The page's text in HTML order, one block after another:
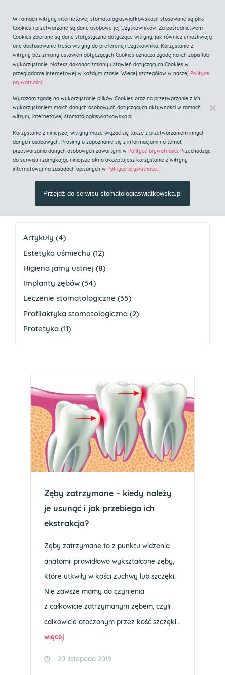
Zadzwoń
Implanty Kraków
Strona główna»Blog
Blog
Artykuły (4)
Estetyka uśmiechu (12)
Higiena jamy ustnej (8)
Implanty zębów (34)
Leczenie stomatologiczne (35)
Profilaktyka stomatologiczna (2)
Protetyka (11)
Zęby zatrzymane – kiedy należy
je usunąć i jak przebiega ich
ekstrakcja?
Zęby zatrzymane to z punktu widzenia
anatomii prawidłowo wykształcone zęby,
które utkwiły w kości żuchwy lub szczęki.
Nie zawsze mamy do czynienia
z całkowicie zatrzymanym zębem, czyli
całkowicie otoczonym przez kość szczęki…
więcej
20 listopada 2019
W ramach witryny internetowej stomatologiaswiatkowska.pl stosowane są pliki
Cookies i przetwarzane są dane osobowe jej Użytkowników. Za pośrednictwem
Cookies zbierane są dane statystyczne dotyczące witryny, jak również umożliwiają
one dostosowanie treści witryny do preferencji Użytkownika. Korzystanie z
witryny bez zmiany ustawień dotyczących Cookies oznacza zgodę na ich zapis lub
wykorzystanie. Możesz dokonać zmiany ustawień dotyczących Cookies w
przeglądarce internetowej w każdym czasie. Więcej szczegółów w naszej Polityce
prywatności.
Wyrażam zgodę na wykorzystanie plików Cookies oraz na przetwarzanie z ich
wykorzystaniem moich danych osobowych dotyczących aktywności w ramach
witryny internetowej stomatologiaswiatkowska.pl.
Korzystanie z niniejszej witryny może wiązać się także z przetwarzaniem innych
danych osobowych. Prosimy o zapoznanie się z informacjami na temat
przetwarzania danych osobowych zawartymi w Polityce prywatności. Przechodząc
do serwisu i zamykając niniejsze okno akceptujesz korzystanie z witryny
internetowej na zasadach opisanych w Polityce prywatności.
Przejdź do serwisu stomatologiaswiatkowska.pl